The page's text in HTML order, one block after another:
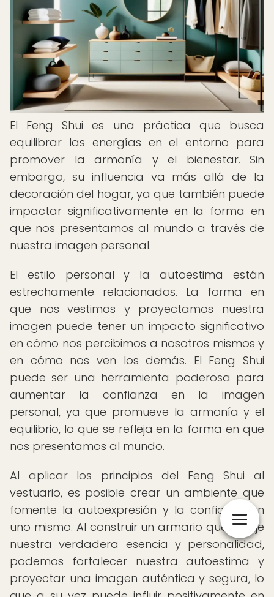
El Feng Shui es una práctica que busca
equilibrar las energías en el entorno para
promover la armonía y el bienestar. Sin
embargo, su influencia va más allá de la
decoración del hogar, ya que también puede
impactar significativamente en la forma en
que nos presentamos al mundo a través de
nuestra imagen personal.
El estilo personal y la autoestima están
estrechamente relacionados. La forma en
que nos vestimos y proyectamos nuestra
imagen puede tener un impacto significativo
en cómo nos percibimos a nosotros mismos y
en cómo nos ven los demás. El Feng Shui
puede ser una herramienta poderosa para
aumentar la confianza en la imagen
personal, ya que promueve la armonía y el
equilibrio, lo que se refleja en la forma en que
nos presentamos al mundo.
Al aplicar los principios del Feng Shui al
vestuario, es posible crear un ambiente que
fomente la autoexpresión y la confianza en
uno mismo. Al construir un armario que refleje
nuestra verdadera esencia y personalidad,
podemos fortalecer nuestra autoestima y
proyectar una imagen auténtica y segura, lo